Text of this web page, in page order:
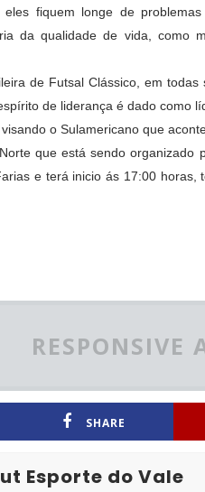
fiquem longe de
da qualidade de vida, como
de Futsal Clássico, em
de liderança é dado como
o Sulamericano que
que está sendo organizado
e terá inicio ás 17:00
RESPONSIVE
SHARE
Esporte do Vale